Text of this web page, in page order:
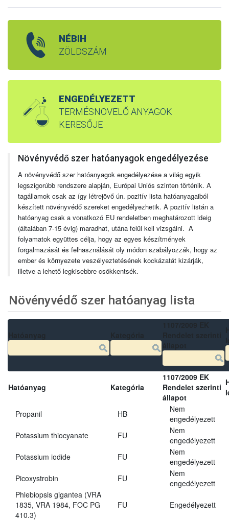
NÉBIH
ZÖLDSZÁM
ENGEDÉLYEZETT
TERMÉSNÖVELŐ ANYAGOK
KERESŐJE
Növényvédő szer hatóanyagok engedélyezése
A növényvédő szer hatóanyagok engedélyezése a világ egyik
legszigorúbb rendszere alapján, Európai Uniós szinten történik. A
tagállamok csak az így létrejövő ún. pozitív lista hatóanyagaiból
készített növényvédő szereket engedélyezhetik. A pozitív listán a
hatóanyag csak a vonatkozó EU rendeletben meghatározott ideig
(általában 7-15 évig) maradhat, utána felül kell vizsgálni. A
folyamatok együttes célja, hogy az egyes készítmények
forgalmazását és felhasználását oly módon szabályozzák, hogy az
ember és környezete veszélyeztetésének kockázatát kizárják,
illetve a lehető legkisebbre csökkentsék.
Növényvédő szer hatóanyag lista
Hatóanyag Kategória
1107/2009 EK
Rendelet szerinti
állapot
Propanil HB
Nem
engedélyezett
Potassium thiocyanate
FU
Nem
engedélyezett
Potassium iodide
FU
Nem
engedélyezett
Picoxystrobin
FU
Nem
engedélyezett
Phlebiopsis gigantea (VRA
1835, VRA 1984, FOC PG
410.3)
FU Engedélyezett